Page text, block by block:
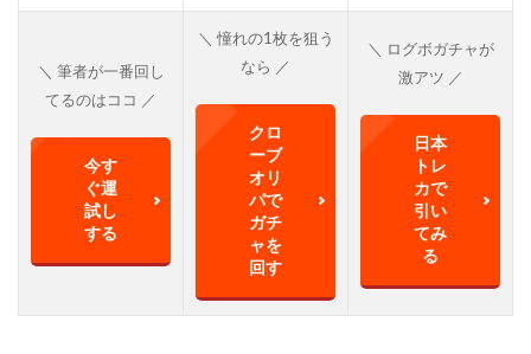
＼ 筆者が一番回し
てるのはココ ／
今す
ぐ運
試し
する
＼ 憧れの1枚を狙う
なら ／
クロ
ーブ
オリ
パで
ガチ
ャを
回す
＼ ログボガチャが
激アツ ／
日本
トレ
カで
引い
てみ
る